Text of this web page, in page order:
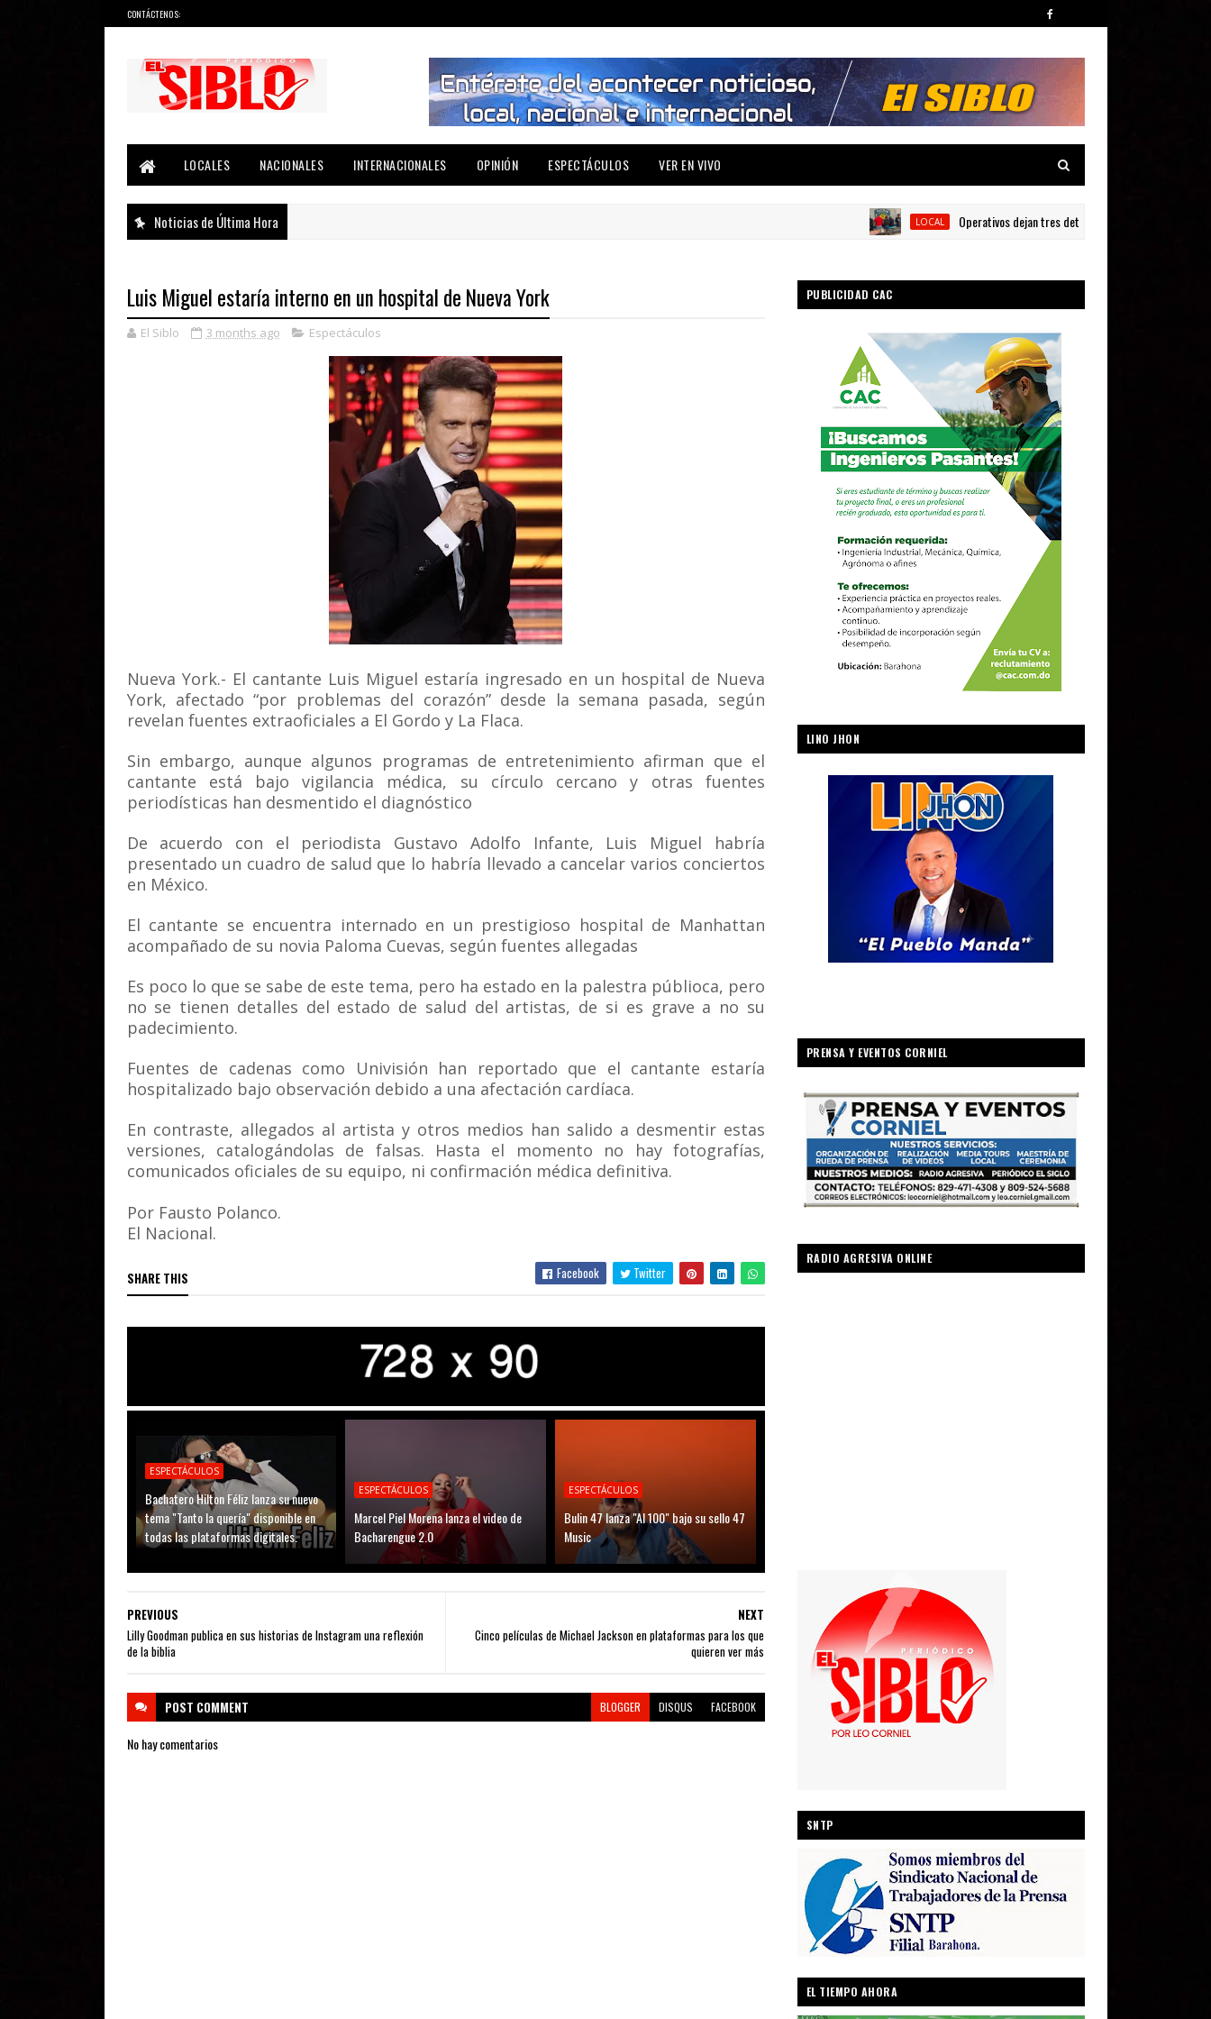
CONTÁCTENOS:
LOCALES
NACIONALES INTERNACIONALES OPINIÓN ESPECTÁCULOS VER EN VIVO
Noticias de Última Hora LOCAL Operativos dejan tres detenidos y siete armas ocupadas en
Luis Miguel estaría interno en un hospital de Nueva York
El Siblo 3 months ago Espectáculos
Nueva York.- El cantante Luis Miguel estaría ingresado en un hospital de Nueva
York, afectado “por problemas del corazón” desde la semana pasada, según
revelan fuentes extraoficiales a El Gordo y La Flaca.
Sin embargo, aunque algunos programas de entretenimiento afirman que el
cantante está bajo vigilancia médica, su círculo cercano y otras fuentes
periodísticas han desmentido el diagnóstico
De acuerdo con el periodista Gustavo Adolfo Infante, Luis Miguel habría
presentado un cuadro de salud que lo habría llevado a cancelar varios conciertos
en México.
El cantante se encuentra internado en un prestigioso hospital de Manhattan
acompañado de su novia Paloma Cuevas, según fuentes allegadas
Es poco lo que se sabe de este tema, pero ha estado en la palestra públioca, pero
no se tienen detalles del estado de salud del artistas, de si es grave a no su
padecimiento.
Fuentes de cadenas como Univisión han reportado que el cantante estaría
hospitalizado bajo observación debido a una afectación cardíaca.
En contraste, allegados al artista y otros medios han salido a desmentir estas
versiones, catalogándolas de falsas. Hasta el momento no hay fotografías,
comunicados oficiales de su equipo, ni confirmación médica definitiva.
Por Fausto Polanco.
El Nacional.
SHARE THIS Facebook Twitter
ESPECTÁCULOS
Bachatero Hilton Féliz lanza su nuevo
tema "Tanto la quería" disponible en
todas las plataformas digitales.
ESPECTÁCULOS
Marcel Piel Morena lanza el video de
Bacharengue 2.0
ESPECTÁCULOS
Bulin 47 lanza "Al 100" bajo su sello 47
Music
NEXT
Cinco películas de Michael Jackson en plataformas para los que
quieren ver más
PREVIOUS
Lilly Goodman publica en sus historias de Instagram una reflexión
de la biblia
POST COMMENT BLOGGER DISQUS FACEBOOK
No hay comentarios
PUBLICIDAD CAC
LINO JHON
PRENSA Y EVENTOS CORNIEL
RADIO AGRESIVA ONLINE
SNTP
EL TIEMPO AHORA